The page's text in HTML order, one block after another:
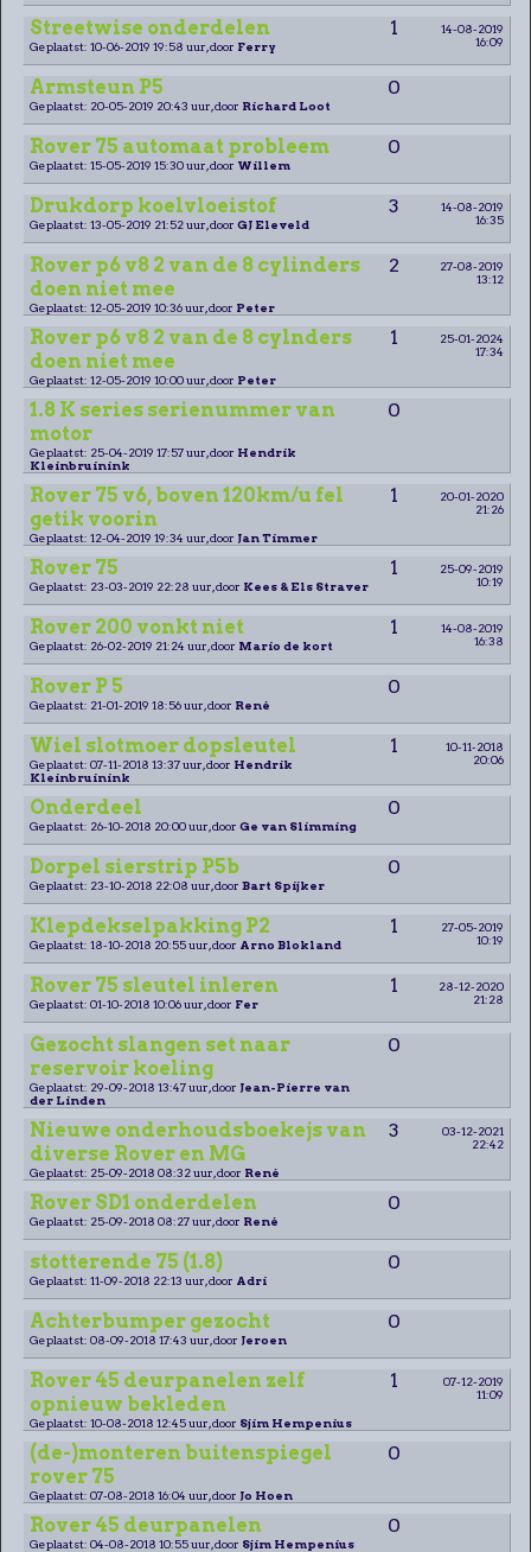
Streetwise onderdelen 1
14-08-2019
16:09
Geplaatst: 10-06-2019 19:58 uur, door Ferry
Armsteun P5 0
Geplaatst: 20-05-2019 20:43 uur, door Richard Loot
Rover 75 automaat probleem 0
Geplaatst: 15-05-2019 15:30 uur, door Willem
Drukdorp koelvloeistof 3
14-08-2019
16:35
Geplaatst: 13-05-2019 21:52 uur, door GJ Eleveld
Rover p6 v8 2 van de 8 cylinders
doen niet mee
2
27-08-2019
13:12
Geplaatst: 12-05-2019 10:36 uur, door Peter
Rover p6 v8 2 van de 8 cylnders
doen niet mee
1
25-01-2024
17:34
Geplaatst: 12-05-2019 10:00 uur, door Peter
1.8 K series serienummer van
motor
0
Geplaatst: 25-04-2019 17:57 uur, door Hendrik
Kleinbruinink
Rover 75 v6, boven 120km/u fel
getik voorin
1
20-01-2020
21:26
Geplaatst: 12-04-2019 19:34 uur, door Jan Timmer
Rover 75 1
25-09-2019
10:19
Geplaatst: 23-03-2019 22:28 uur, door Kees & Els Straver
Rover 200 vonkt niet 1
14-08-2019
16:38
Geplaatst: 26-02-2019 21:24 uur, door Mario de kort
Rover P 5 0
Geplaatst: 21-01-2019 18:56 uur, door René
Wiel slotmoer dopsleutel 1
10-11-2018
20:06
Geplaatst: 07-11-2018 13:37 uur, door Hendrik
Kleinbruinink
Onderdeel 0
Geplaatst: 26-10-2018 20:00 uur, door Ge van Slimming
Dorpel sierstrip P5b 0
Geplaatst: 23-10-2018 22:08 uur, door Bart Spijker
Klepdekselpakking P2 1
27-05-2019
10:19
Geplaatst: 18-10-2018 20:55 uur, door Arno Blokland
Rover 75 sleutel inleren 1
28-12-2020
21:28
Geplaatst: 01-10-2018 10:06 uur, door Fer
Gezocht slangen set naar
reservoir koeling
0
Geplaatst: 29-09-2018 13:47 uur, door Jean-Pierre van
der Linden
Nieuwe onderhoudsboekejs van
diverse Rover en MG
3
03-12-2021
22:42
Geplaatst: 25-09-2018 08:32 uur, door René
Rover SD1 onderdelen 0
Geplaatst: 25-09-2018 08:27 uur, door René
stotterende 75 (1.8) 0
Geplaatst: 11-09-2018 22:13 uur, door Adri
Achterbumper gezocht 0
Geplaatst: 08-09-2018 17:43 uur, door Jeroen
Rover 45 deurpanelen zelf
opnieuw bekleden
1
07-12-2019
11:09
Geplaatst: 10-08-2018 12:45 uur, door Sjim Hempenius
(de-)monteren buitenspiegel
rover 75
0
Geplaatst: 07-08-2018 16:04 uur, door Jo Hoen
Rover 45 deurpanelen 0
Geplaatst: 04-08-2018 10:55 uur, door Sjim Hempenius